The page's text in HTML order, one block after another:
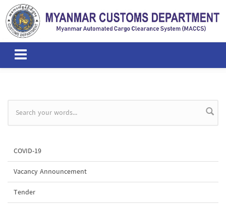
Skip to main content
Search form
COVID-19
Vacancy Announcement
Tender